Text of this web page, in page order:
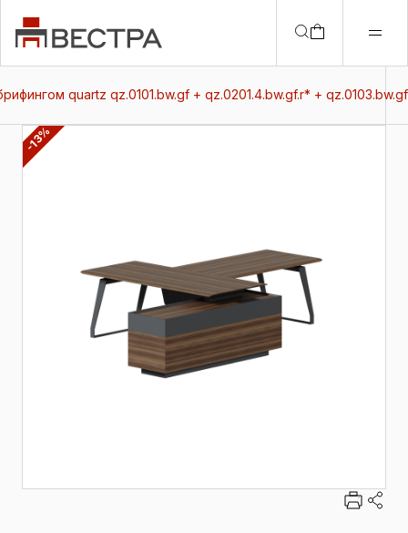
quartz qz.0101.bw.gf + qz.0201.4.bw.gf.r* + qz.0103.bw.gf
-13%